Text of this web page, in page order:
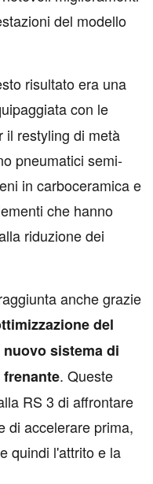
del modello
risultato era una
con le
il restyling di metà
pneumatici semi-
in carboceramica e
che hanno
riduzione dei
anche grazie
del
nuovo sistema di
. Queste
RS 3 di affrontare
di accelerare prima,
quindi l'attrito e la